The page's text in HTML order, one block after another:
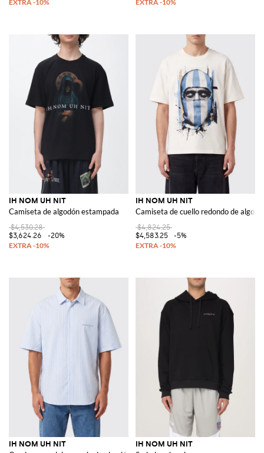
IH NOM UH NIT
Camiseta de algodón estampada
$4,530.28
$3,624.26
-20%
IH NOM UH NIT
Camiseta de cuello redondo de
$4,824.25
$4,583.25
-5%
IH NOM UH NIT IH NOM UH NIT